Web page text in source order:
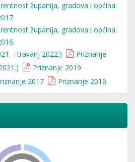
županija, gradova i općina:
županija, gradova i općina:
- travanj 2022.)
Priznanje
Priznanje 2019
2017 Priznanje 2016